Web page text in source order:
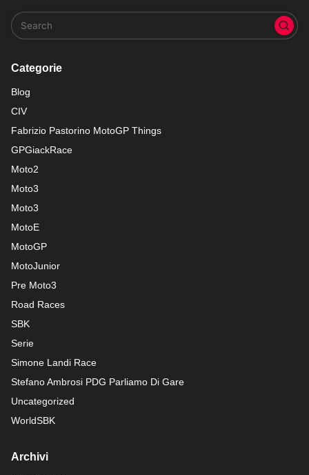
Categorie
Blog
CIV
Fabrizio Pastorino MotoGP Things
GPGiackRace
Moto2
Moto3
Moto3
MotoE
MotoGP
MotoJunior
Pre Moto3
Road Races
SBK
Serie
Simone Landi Race
Stefano Ambrosi PDG Parliamo Di Gare
Uncategorized
WorldSBK
Archivi